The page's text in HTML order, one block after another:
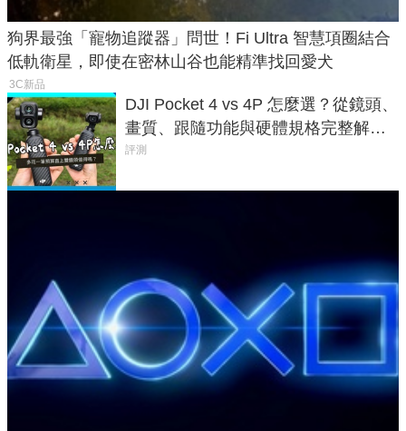
狗界最強「寵物追蹤器」問世！Fi Ultra 智慧項圈結合
低軌衛星，即使在密林山谷也能精準找回愛犬
3C新品
DJI Pocket 4 vs 4P 怎麼選？從鏡頭、
畫質、跟隨功能與硬體規格完整解
析，一次看懂兩台差異
評測